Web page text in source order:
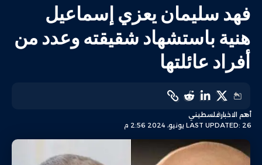
فهد سليمان يعزي إسماعيل
هنية باستشهاد شقيقته وعدد من
أفراد عائلتها
LAST UPDATED: 26 يونيو، 2024 2:56 م
أهم الاخبارفلسطيني